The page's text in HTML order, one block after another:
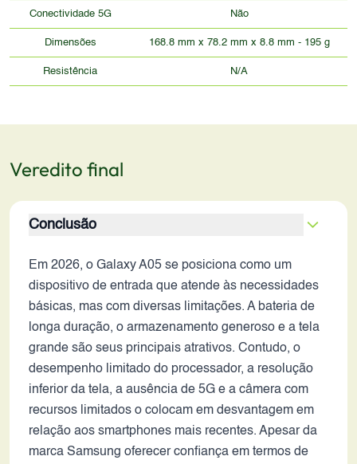
Conectividade 5G Não
Dimensões 168.8 mm x 78.2 mm x 8.8 mm - 195 g
Resistência N/A
Veredito final
Conclusão
Em 2026, o Galaxy A05 se posiciona como um
dispositivo de entrada que atende às necessidades
básicas, mas com diversas limitações. A bateria de
longa duração, o armazenamento generoso e a tela
grande são seus principais atrativos. Contudo, o
desempenho limitado do processador, a resolução
inferior da tela, a ausência de 5G e a câmera com
recursos limitados o colocam em desvantagem em
relação aos smartphones mais recentes. Apesar da
marca Samsung oferecer confiança em termos de